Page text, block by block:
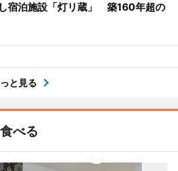
宿泊施設「灯リ蔵」 築160年超の
と見る
食べる